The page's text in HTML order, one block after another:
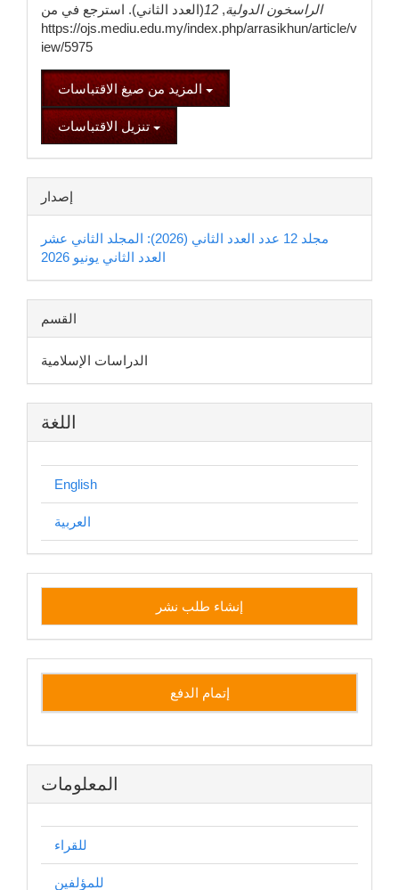
الراسخون الدولية,
12(العدد الثاني). استرجع في من
https://ojs.mediu.edu.my/index.php/arrasikhun/article/v
iew/5975
المزيد من صيغ الاقتباسات
تنزيل الاقتباسات
إصدار
مجلد 12 عدد العدد الثاني (2026): المجلد الثاني عشر
العدد الثاني يونيو 2026
القسم
الدراسات الإسلامية
اللغة
English
العربية
إنشاء
طلب
نشر
إنشاء طلب نشر
إتمام الدفع
المعلومات
للقراء
للمؤلفين